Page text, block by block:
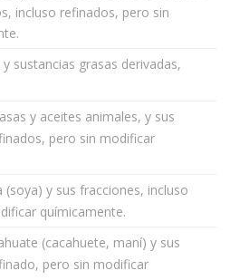
incluso refinados, pero sin
sustancias grasas derivadas,
y aceites animales, y sus
pero sin modificar
(soya) y sus fracciones, incluso
químicamente.
(cacahuete, maní) y sus
pero sin modificar